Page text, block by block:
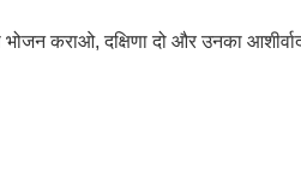
कराओ, दक्षिणा दो और उनका